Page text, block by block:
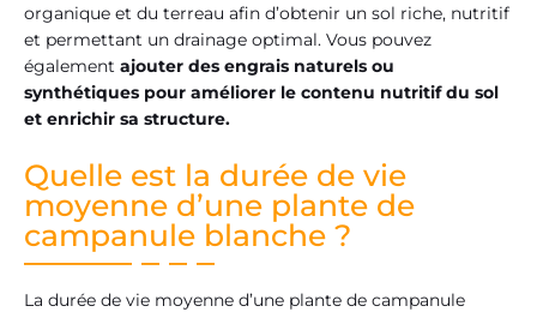
organique et du terreau afin d’obtenir un sol riche, nutritif
et permettant un drainage optimal. Vous pouvez
également ajouter des engrais naturels ou
synthétiques pour améliorer le contenu nutritif du sol
et enrichir sa structure.
Quelle est la durée de vie
moyenne d’une plante de
campanule blanche ?
La durée de vie moyenne d’une plante de campanule